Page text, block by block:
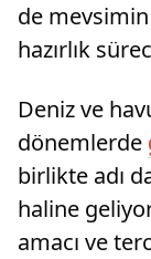
de
hazırlık
Deniz ve
dönemlerde
birlikte adı
haline
amacı ve